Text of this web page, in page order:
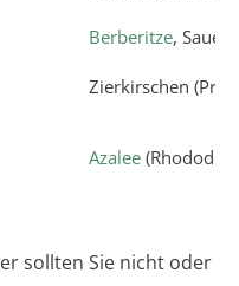
Berberitze,
Zierkirschen
Azalee
sollten Sie nicht oder